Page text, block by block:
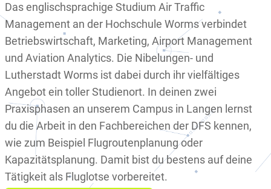
Das englischsprachige Studium Air Traffic
Management an der Hochschule Worms verbindet
Betriebswirtschaft, Marketing, Airport Management
und Aviation Analytics. Die Nibelungen- und
Lutherstadt Worms ist dabei durch ihr vielfältiges
Angebot ein toller Studienort. In deinen zwei
Praxisphasen an unserem Campus in Langen lernst
du die Arbeit in den Fachbereichen der DFS kennen,
wie zum Beispiel Flugroutenplanung oder
Kapazitätsplanung. Damit bist du bestens auf deine
Tätigkeit als Fluglotse vorbereitet.